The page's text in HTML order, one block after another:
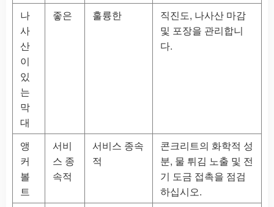
나
사
산
이
있
는
막
대
좋은 훌륭한
직진도, 나사산 마감
및 포장을 관리합니
다.
앵
커
볼
트
서비
스 종
속적
서비스 종속
적
콘크리트의 화학적 성
분, 물 튀김 노출 및 전
기 도금 접촉을 점검
하십시오.